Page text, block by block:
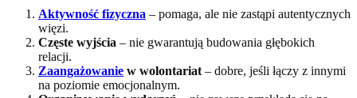
Aktywność fizyczna – pomaga, ale nie zastąpi autentycznych
więzi.
Częste wyjścia – nie gwarantują budowania głębokich
relacji.
Zaangażowanie w wolontariat – dobre, jeśli łączy z innymi
na poziomie emocjonalnym.